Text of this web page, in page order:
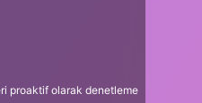
proaktif olarak denetleme